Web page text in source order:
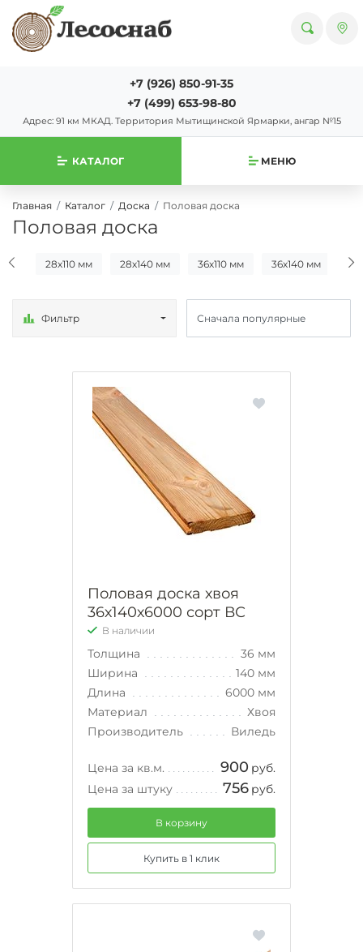
+7 (926) 850-91-35
+7 (499) 653-98-80
Адрес: 91 км МКАД. Территория Мытищинской Ярмарки, ангар №15
КАТАЛОГ МЕНЮ
Главная Каталог Доска Половая доска
Половая доска
28х110 мм 28х140 мм 36х110 мм 36х140 мм
Фильтр
Половая доска хвоя
36х140х6000 сорт ВС
В наличии
Толщина
36 мм
Ширина
140 мм
Длина
6000 мм
Материал
Хвоя
Производитель
Виледь
Цена за кв.м. 900 руб.
Цена за штуку
756 руб.
В корзину
Купить в 1 клик